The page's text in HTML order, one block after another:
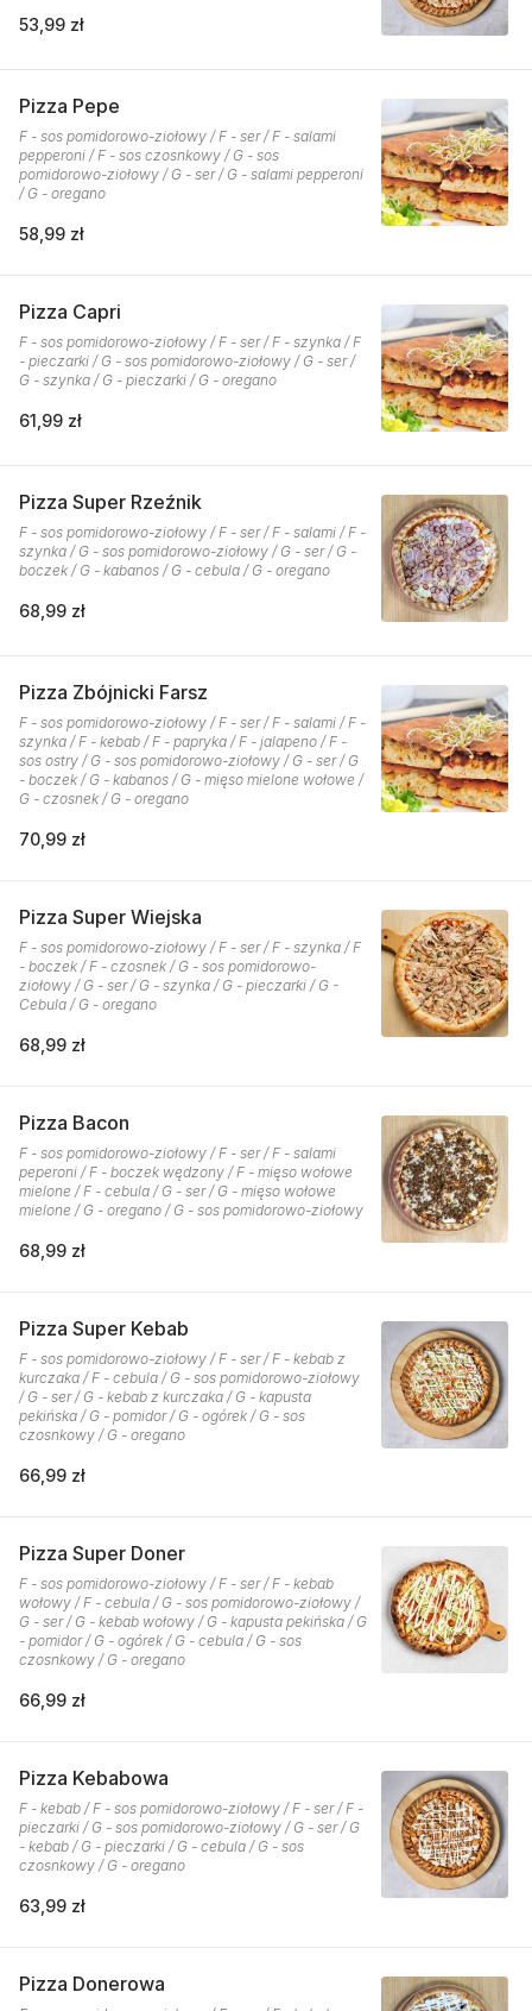
53,99 zł
Pizza Pepe
F - sos pomidorowo-ziołowy / F - ser / F - salami
pepperoni / F - sos czosnkowy / G - sos
pomidorowo-ziołowy / G - ser / G - salami pepperoni
/ G - oregano
58,99 zł
Pizza Capri
F - sos pomidorowo-ziołowy / F - ser / F - szynka / F
- pieczarki / G - sos pomidorowo-ziołowy / G - ser /
G - szynka / G - pieczarki / G - oregano
61,99 zł
Pizza Super Rzeźnik
F - sos pomidorowo-ziołowy / F - ser / F - salami / F -
szynka / G - sos pomidorowo-ziołowy / G - ser / G -
boczek / G - kabanos / G - cebula / G - oregano
68,99 zł
Pizza Zbójnicki Farsz
F - sos pomidorowo-ziołowy / F - ser / F - salami / F -
szynka / F - kebab / F - papryka / F - jalapeno / F -
sos ostry / G - sos pomidorowo-ziołowy / G - ser / G
- boczek / G - kabanos / G - mięso mielone wołowe /
G - czosnek / G - oregano
70,99 zł
Pizza Super Wiejska
F - sos pomidorowo-ziołowy / F - ser / F - szynka / F
- boczek / F - czosnek / G - sos pomidorowo-
ziołowy / G - ser / G - szynka / G - pieczarki / G -
Cebula / G - oregano
68,99 zł
Pizza Bacon
F - sos pomidorowo-ziołowy / F - ser / F - salami
peperoni / F - boczek wędzony / F - mięso wołowe
mielone / F - cebula / G - ser / G - mięso wołowe
mielone / G - oregano / G - sos pomidorowo-ziołowy
68,99 zł
Pizza Super Kebab
F - sos pomidorowo-ziołowy / F - ser / F - kebab z
kurczaka / F - cebula / G - sos pomidorowo-ziołowy
/ G - ser / G - kebab z kurczaka / G - kapusta
pekińska / G - pomidor / G - ogórek / G - sos
czosnkowy / G - oregano
66,99 zł
Pizza Super Doner
F - sos pomidorowo-ziołowy / F - ser / F - kebab
wołowy / F - cebula / G - sos pomidorowo-ziołowy /
G - ser / G - kebab wołowy / G - kapusta pekińska / G
- pomidor / G - ogórek / G - cebula / G - sos
czosnkowy / G - oregano
66,99 zł
Pizza Kebabowa
F - kebab / F - sos pomidorowo-ziołowy / F - ser / F -
pieczarki / G - sos pomidorowo-ziołowy / G - ser / G
- kebab / G - pieczarki / G - cebula / G - sos
czosnkowy / G - oregano
63,99 zł
Pizza Donerowa